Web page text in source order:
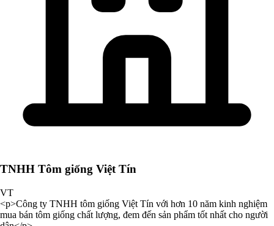
TNHH Tôm giống Việt Tín
VT
<p>Công ty TNHH tôm giống Việt Tín với hơn 10 năm kinh nghiệm
mua bán tôm giống chất lượng, đem đến sản phẩm tốt nhất cho người